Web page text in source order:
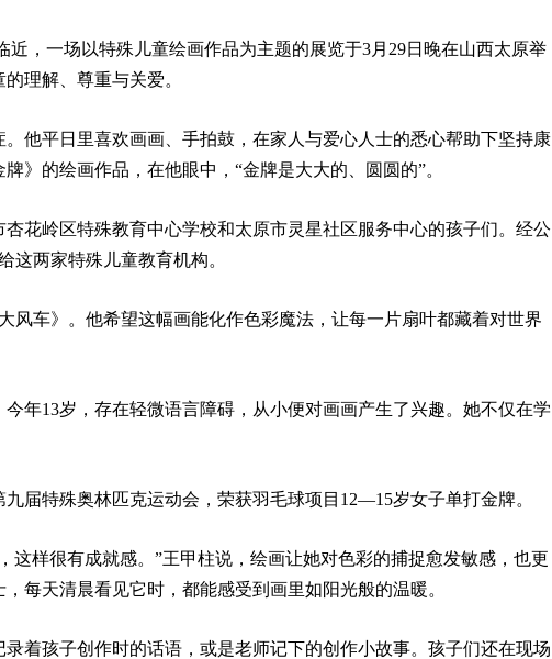
，一场以特殊儿童绘画作品为主题的展览于3月29日晚在山西太原举
理解、尊重与关爱。
他平日里喜欢画画、手拍鼓，在家人与爱心人士的悉心帮助下坚持康
》的绘画作品，在他眼中，“金牌是大大的、圆圆的”。
花岭区特殊教育中心学校和太原市灵星社区服务中心的孩子们。经公
这两家特殊儿童教育机构。
风车》。他希望这幅画能化作色彩魔法，让每一片扇叶都藏着对世界
年13岁，存在轻微语言障碍，从小便对画画产生了兴趣。她不仅在学
届特殊奥林匹克运动会，荣获羽毛球项目12—15岁女子单打金牌。
这样很有成就感。”王甲柱说，绘画让她对色彩的捕捉愈发敏感，也更
每天清晨看见它时，都能感受到画里如阳光般的温暖。
着孩子创作时的话语，或是老师记下的创作小故事。孩子们还在现场